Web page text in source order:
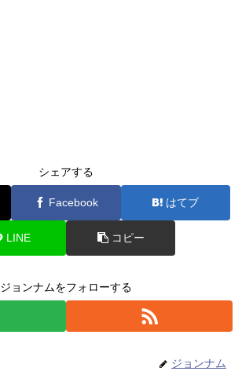
シェアする
Facebook はてブ
LINE コピー
ジョンナムをフォローする
ジョンナム